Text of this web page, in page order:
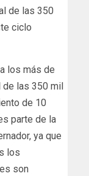
de las 350
ciclo
los más de
de las 350 mil
de 10
parte de la
ya que
los
son